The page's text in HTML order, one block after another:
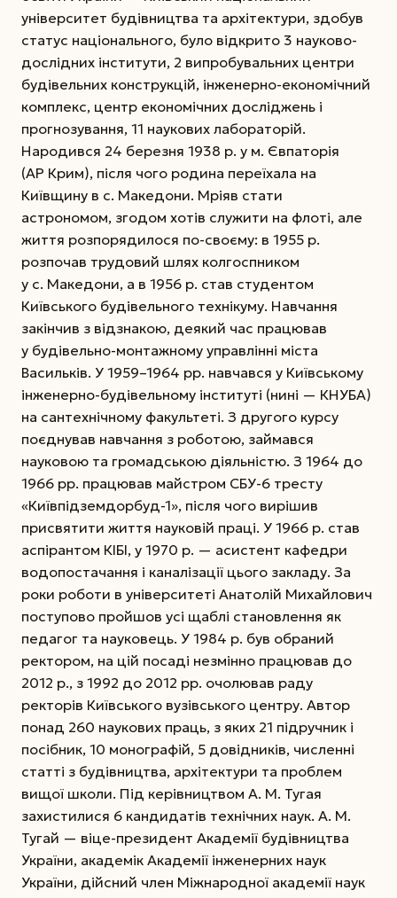
університет будівництва та архітектури, здобув
статус національного, було відкрито 3 науково-
дослідних інститути, 2 випробувальних центри
будівельних конструкцій, інженерно-економічний
комплекс, центр економічних досліджень і
прогнозування, 11 наукових лабораторій.
Народився 24 березня 1938 р. у м. Євпаторія
(АР Крим), після чого родина переїхала на
Київщину в с. Македони. Мріяв стати
астрономом, згодом хотів служити на флоті, але
життя розпорядилося по-своєму: в 1955 р.
розпочав трудовий шлях колгоспником
у с. Македони, а в 1956 р. став студентом
Київського будівельного технікуму. Навчання
закінчив з відзнакою, деякий час працював
у будівельно-монтажному управлінні міста
Васильків. У 1959–1964 рр. нав­чався у Київському
інженерно-­будівельному інституті (ни­ні — КНУБА)
на сантехнічному факультеті. З другого курсу
поєднував навчання з роботою, займався
науковою та громадською діяльністю. З 1964 до
1966 рр. працював майстром СБУ-6 тресту
«Київпідземдорбуд-1», після чого вирішив
присвятити життя науковій праці. У 1966 р. став
аспірантом КІБІ, у 1970 р. — асистент кафедри
водопостачання і каналізації цього закладу. За
роки роботи в університеті Анатолій Михайлович
поступово пройшов усі щаблі становлення як
педагог та науковець. У 1984 р. був обраний
ректором, на цій посаді незмінно працював до
2012 р., з 1992 до 2012 рр. очолював раду
ректорів Київського вузівського центру. Автор
понад 260 наукових праць, з яких 21 підручник і
посібник, 10 монографій, 5 довідників, численні
статті з будівництва, архітектури та проблем
вищої школи. Під керівництвом А. М. Тугая
захистилися 6 кандидатів технічних наук. А. М.
Тугай — віце-президент Академії будівництва
України, академік Академії інженерних наук
України, дійсний член Міжнародної академії наук